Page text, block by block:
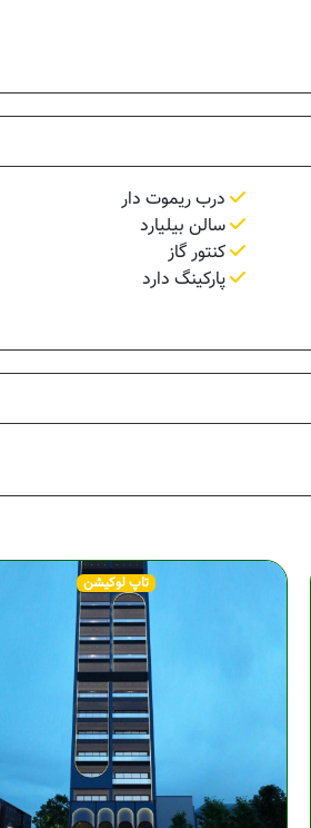
درب ریموت دار
سالن بیلیارد
کنتور گاز
پارکینگ دارد
تاپ لوکیشن